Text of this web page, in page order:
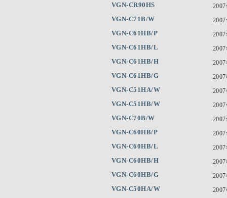
VGN-CR90HS
VGN-C71B/W
VGN-C61HB/P
VGN-C61HB/L
VGN-C61HB/H
VGN-C61HB/G
VGN-C51HA/W
VGN-C51HB/W
VGN-C70B/W
VGN-C60HB/P
VGN-C60HB/L
VGN-C60HB/H
VGN-C60HB/G
VGN-C50HA/W